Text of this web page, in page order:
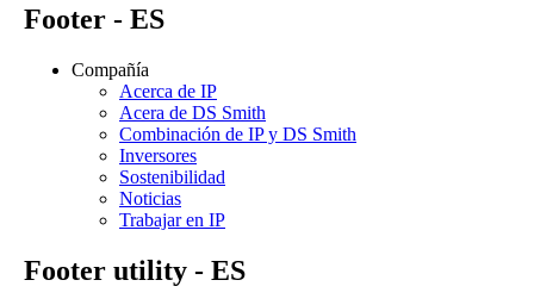
Footer - ES
Compañía
Acerca de IP
Acera de DS Smith
Combinación de IP y DS Smith
Inversores
Sostenibilidad
Noticias
Trabajar en IP
Footer utility - ES